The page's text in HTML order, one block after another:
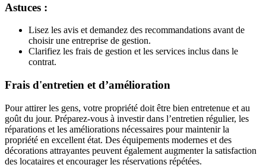
Astuces :
Lisez les avis et demandez des recommandations avant de
choisir une entreprise de gestion.
Clarifiez les frais de gestion et les services inclus dans le
contrat.
Frais d'entretien et d’amélioration
Pour attirer les gens, votre propriété doit être bien entretenue et au
goût du jour. Préparez-vous à investir dans l’entretien régulier, les
réparations et les améliorations nécessaires pour maintenir la
propriété en excellent état. Des équipements modernes et des
décorations attrayantes peuvent également augmenter la satisfaction
des locataires et encourager les réservations répétées.